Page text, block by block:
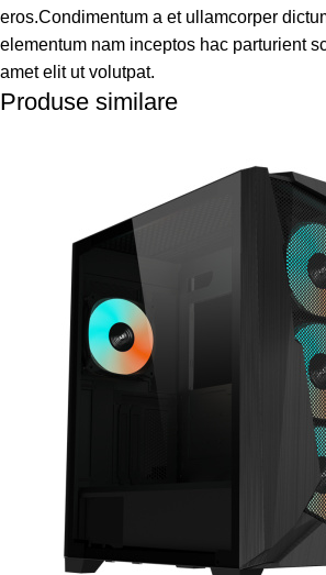
eros.Condimentum a et ullamcorper
elementum nam inceptos hac parturient
amet elit ut volutpat.
Produse similare